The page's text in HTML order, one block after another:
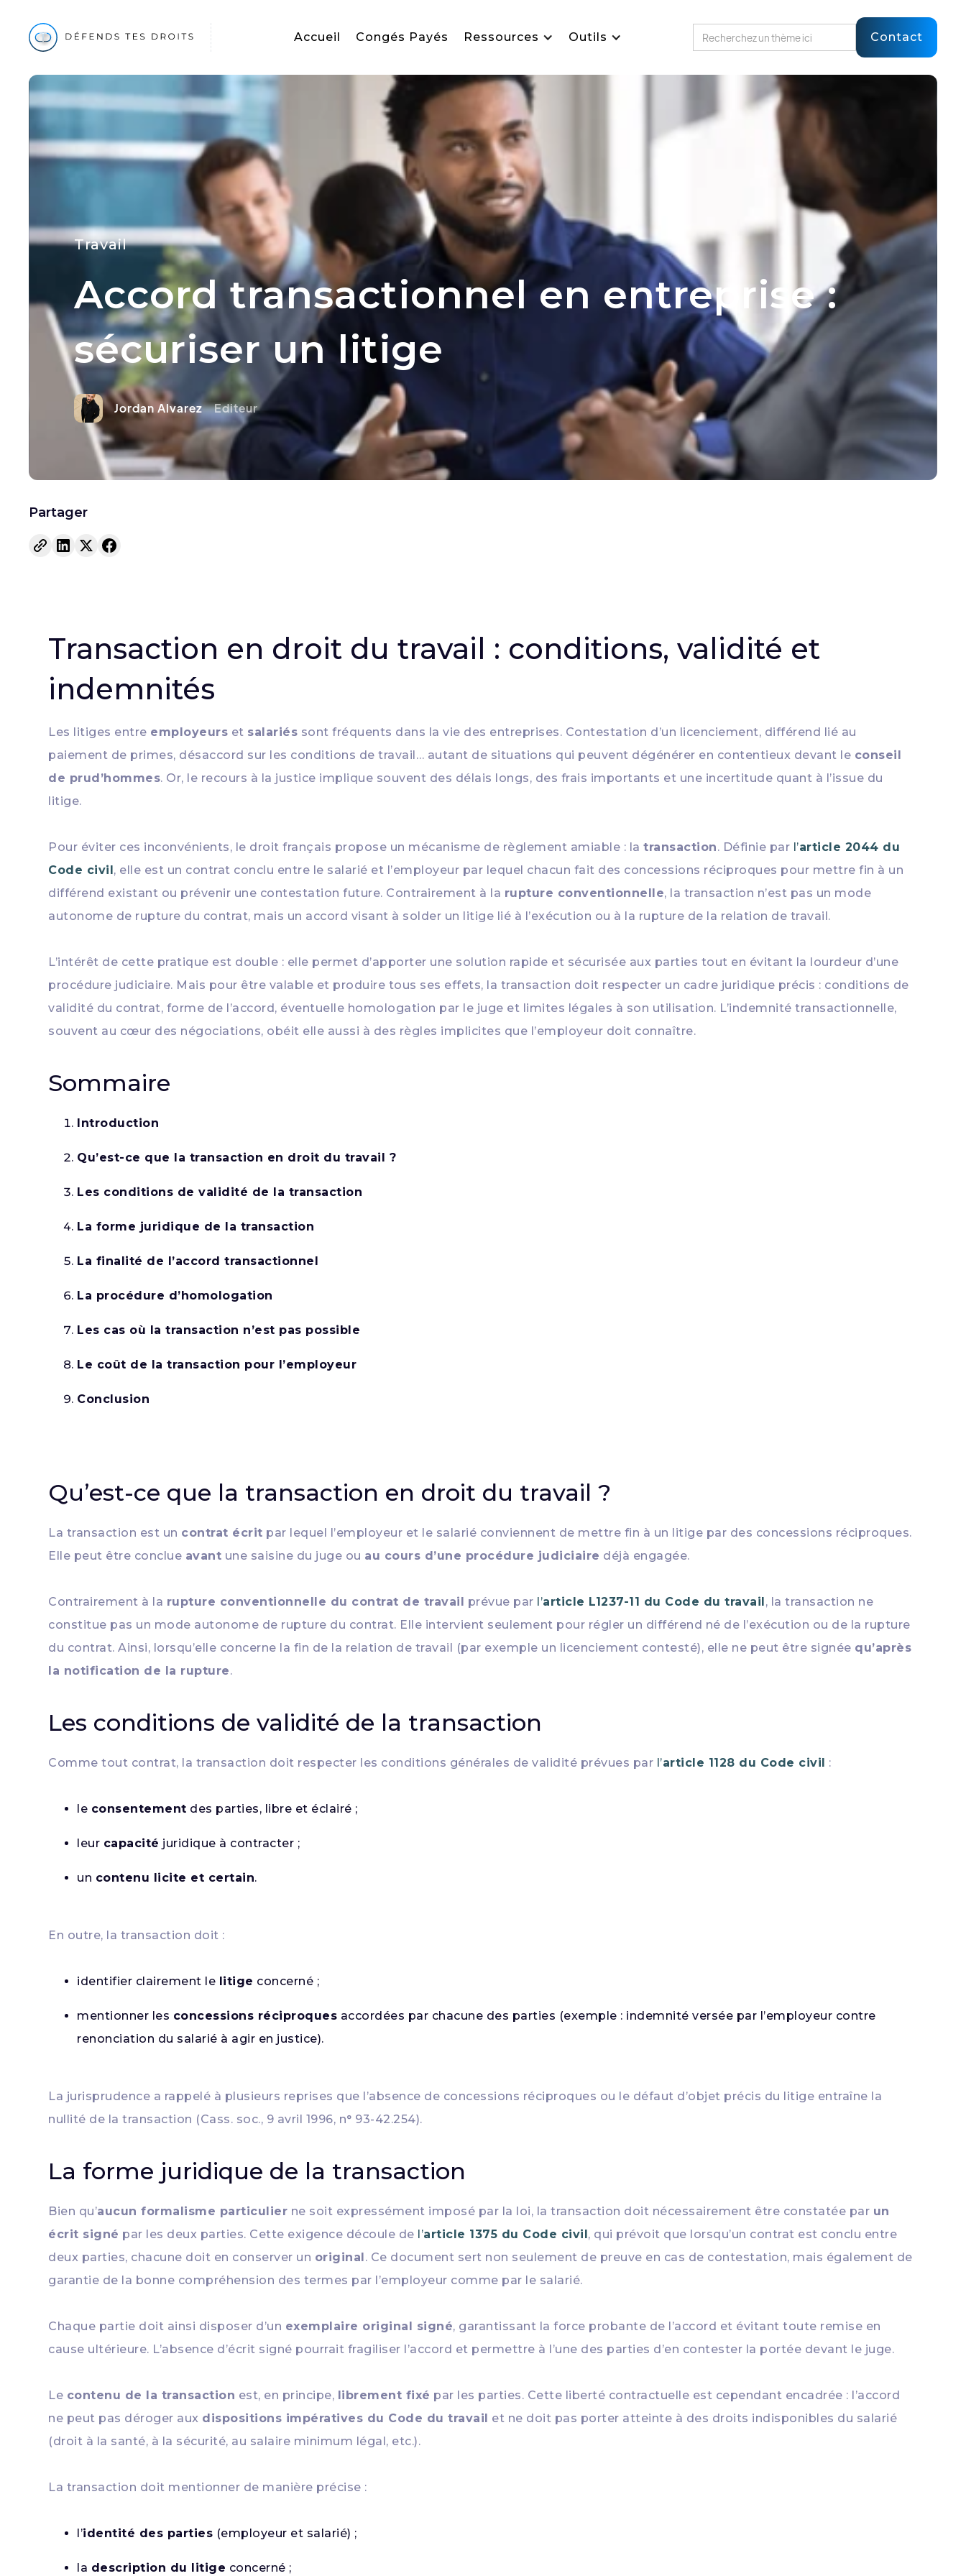
Accueil Congés Payés Ressources Outils Contact
Travail
Accord transactionnel en entreprise :
sécuriser un litige
Jordan Alvarez Editeur
Partager
Transaction en droit du travail : conditions, validité et
indemnités
Les litiges entre employeurs et salariés sont fréquents dans la vie des entreprises. Contestation d’un licenciement, différend lié au
paiement de primes, désaccord sur les conditions de travail… autant de situations qui peuvent dégénérer en contentieux devant le conseil
de prud’hommes. Or, le recours à la justice implique souvent des délais longs, des frais importants et une incertitude quant à l’issue du
litige.
Pour éviter ces inconvénients, le droit français propose un mécanisme de règlement amiable : latransaction. Définie par l’article 2044 du
Code civil, elle est un contrat conclu entre le salarié et l’employeur par lequel chacun fait des concessions réciproques pour mettre fin à un
différend existant ou prévenir une contestation future. Contrairement à la rupture conventionnelle, la transaction n’est pas un mode
autonome de rupture du contrat, mais un accord visant à solder un litige lié à l’exécution ou à la rupture de la relation de travail.
L’intérêt de cette pratique est double : elle permet d’apporter une solution rapide et sécurisée aux parties tout en évitant la lourdeur d’une
procédure judiciaire. Mais pour être valable et produire tous ses effets, la transaction doit respecter un cadre juridique précis : conditions de
validité du contrat, forme de l’accord, éventuelle homologation par le juge et limites légales à son utilisation. L’indemnité transactionnelle,
souvent au cœur des négociations, obéit elle aussi à des règles implicites que l’employeur doit connaître.
Sommaire
Introduction
Qu’est-ce que la transaction en droit du travail ?
Les conditions de validité de la transaction
La forme juridique de la transaction
La finalité de l’accord transactionnel
La procédure d’homologation
Les cas où la transaction n’est pas possible
Le coût de la transaction pour l’employeur
Conclusion
Qu’est-ce que la transaction en droit du travail ?
La transaction est un contrat écrit par lequel l’employeur et le salarié conviennent de mettre fin à un litige par des concessions réciproques.
Elle peut être conclue avant une saisine du juge ou au cours d’une procédure judiciaire déjà engagée.
Contrairement à la rupture conventionnelle du contrat de travail prévue par l’article L1237-11 du Code du travail, la transaction ne
constitue pas un mode autonome de rupture du contrat. Elle intervient seulement pour régler un différend né de l’exécution ou de la rupture
du contrat. Ainsi, lorsqu’elle concerne la fin de la relation de travail (par exemple un licenciement contesté), elle ne peut être signée qu’après
la notification de la rupture.
Les conditions de validité de la transaction
Comme tout contrat, la transaction doit respecter les conditions générales de validité prévues par l’article 1128 du Code civil :
le consentement des parties, libre et éclairé ;
leur capacité juridique à contracter ;
un contenu licite et certain.
En outre, la transaction doit :
identifier clairement le litige concerné ;
mentionner les concessions réciproques accordées par chacune des parties (exemple : indemnité versée par l’employeur contre
renonciation du salarié à agir en justice).
La jurisprudence a rappelé à plusieurs reprises que l’absence de concessions réciproques ou le défaut d’objet précis du litige entraîne la
nullité de la transaction (Cass. soc., 9 avril 1996, n° 93-42.254).
La forme juridique de la transaction
Bien qu’aucun formalisme particulier ne soit expressément imposé par la loi, la transaction doit nécessairement être constatée par un
écrit signé par les deux parties. Cette exigence découle de l’article 1375 du Code civil, qui prévoit que lorsqu’un contrat est conclu entre
deux parties, chacune doit en conserver un original. Ce document sert non seulement de preuve en cas de contestation, mais également de
garantie de la bonne compréhension des termes par l’employeur comme par le salarié.
Chaque partie doit ainsi disposer d’un exemplaire original signé, garantissant la force probante de l’accord et évitant toute remise en
cause ultérieure. L’absence d’écrit signé pourrait fragiliser l’accord et permettre à l’une des parties d’en contester la portée devant le juge.
Le contenu de la transaction est, en principe, librement fixé par les parties. Cette liberté contractuelle est cependant encadrée : l’accord
ne peut pas déroger aux dispositions impératives du Code du travail et ne doit pas porter atteinte à des droits indisponibles du salarié
(droit à la santé, à la sécurité, au salaire minimum légal, etc.).
La transaction doit mentionner de manière précise :
l’identité des parties (employeur et salarié) ;
la description du litige concerné ;